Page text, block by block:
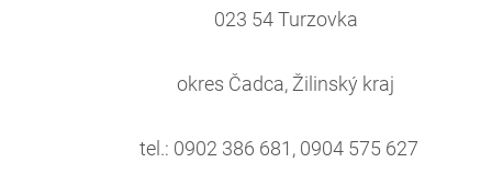
023 54 Turzovka
okres Čadca, Žilinský kraj
tel.: 0902 386 681, 0904 575 627